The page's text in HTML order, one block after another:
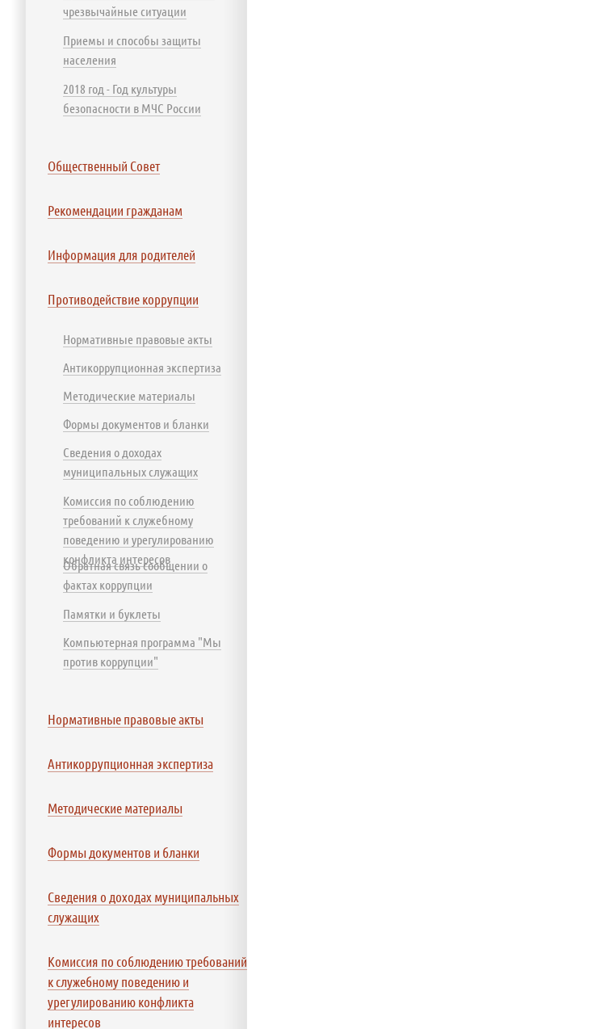
чрезвычайные ситуации
Приемы и способы защиты
населения
2018 год - Год культуры
безопасности в МЧС России
Общественный Совет
Рекомендации гражданам
Информация для родителей
Противодействие коррупции
Нормативные правовые акты
Антикоррупционная экспертиза
Методические материалы
Формы документов и бланки
Сведения о доходах
муниципальных служащих
Комиссия по соблюдению
требований к служебному
поведению и урегулированию
конфликта интересов
Обратная связь сообщении о
фактах коррупции
Памятки и буклеты
Компьютерная программа "Мы
против коррупции"
Нормативные правовые акты
Антикоррупционная экспертиза
Методические материалы
Формы документов и бланки
Сведения о доходах муниципальных
служащих
Комиссия по соблюдению требований
к служебному поведению и
урегулированию конфликта
интересов